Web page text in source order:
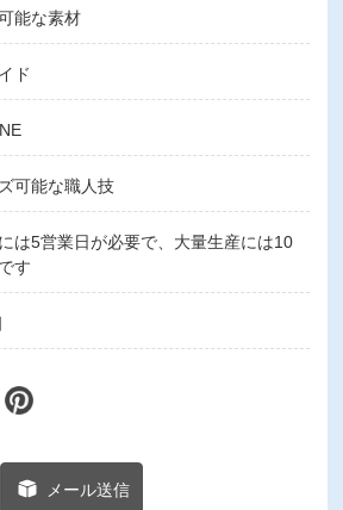
能な素材
ド
可能な職人技
は5営業日が必要で、大量生産には10
す
メール送信